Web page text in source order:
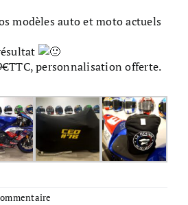
modèles auto et moto actuels
personnalisation offerte.